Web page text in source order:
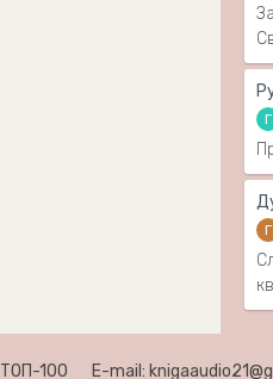
Г
Г
ТОП-100 E-mail: